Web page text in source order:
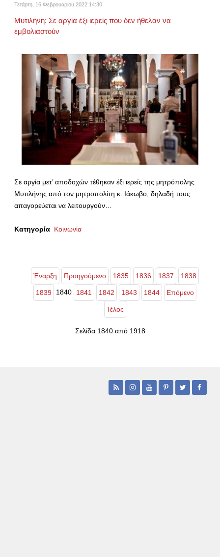
Τετάρτη, 16 Φεβρουαρίου 2022 14:30
Μυτιλήνη: Σε αργία έξι ιερείς που δεν ήθελαν να
εμβολιαστούν
Σε αργία μετ’ αποδοχών τέθηκαν έξι ιερείς της μητρόπολης
Μυτιλήνης από τον μητροπολίτη κ. Ιάκωβο, δηλαδή τους
απαγορεύεται να λειτουργούν…
Κατηγορία Κοινωνία
Έναρξη Προηγούμενο 1835 1836 1837 1838
1839 1840 1841 1842 1843 1844 Επόμενο
Τέλος
Σελίδα 1840 από 1918